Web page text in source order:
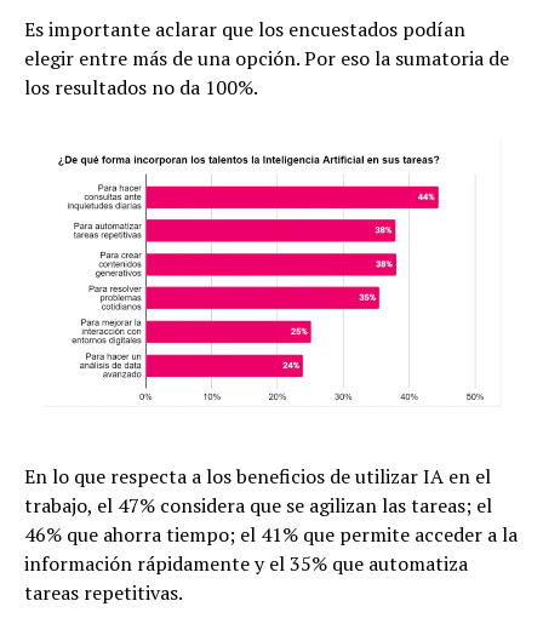
Es importante aclarar que los encuestados podían
elegir entre más de una opción. Por eso la sumatoria de
los resultados no da 100%.
En lo que respecta a los beneficios de utilizar IA en el
trabajo, el 47% considera que se agilizan las tareas; el
46% que ahorra tiempo; el 41% que permite acceder a la
información rápidamente y el 35% que automatiza
tareas repetitivas.